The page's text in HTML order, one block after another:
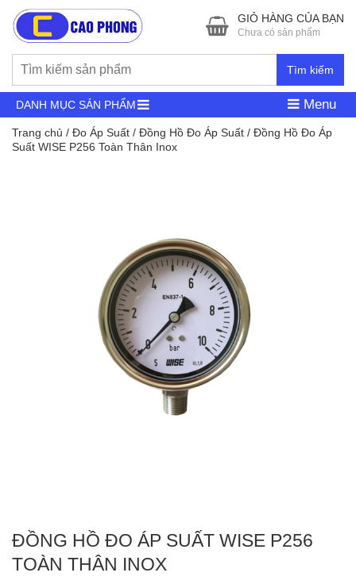
Tìm kiếm
GIỎ HÀNG CỦA BẠN
Chưa có sản phẩm
DANH MỤC SẢN PHẨM Menu
Trang chủ / Đo Áp Suất / Đồng Hồ Đo Áp Suất / Đồng Hồ Đo Áp
Suất WISE P256 Toàn Thân Inox
ĐỒNG HỒ ĐO ÁP SUẤT WISE P256
TOÀN THÂN INOX